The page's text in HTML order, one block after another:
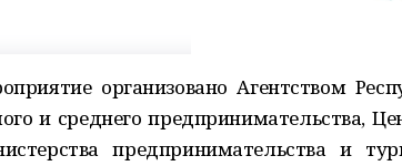
организовано Агентством
и среднего предпринимательства,
предпринимательства и